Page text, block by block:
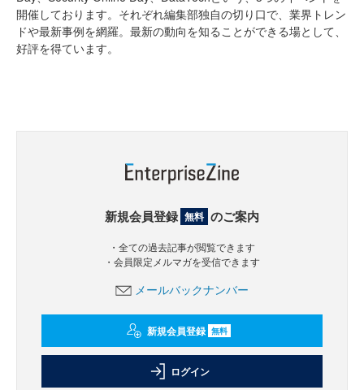
開催しております。それぞれ編集部独自の切り口で、業界トレン
ドや最新事例を網羅。最新の動向を知ることができる場として、
好評を得ています。
新規会員登録 無料 のご案内
・全ての過去記事が閲覧できます
・会員限定メルマガを受信できます
メールバックナンバー
新規会員登録 無料
ログイン